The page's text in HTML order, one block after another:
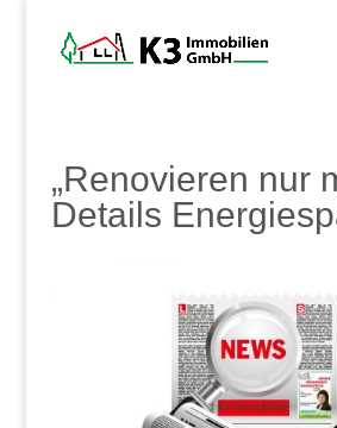
„Renovieren nur
Details